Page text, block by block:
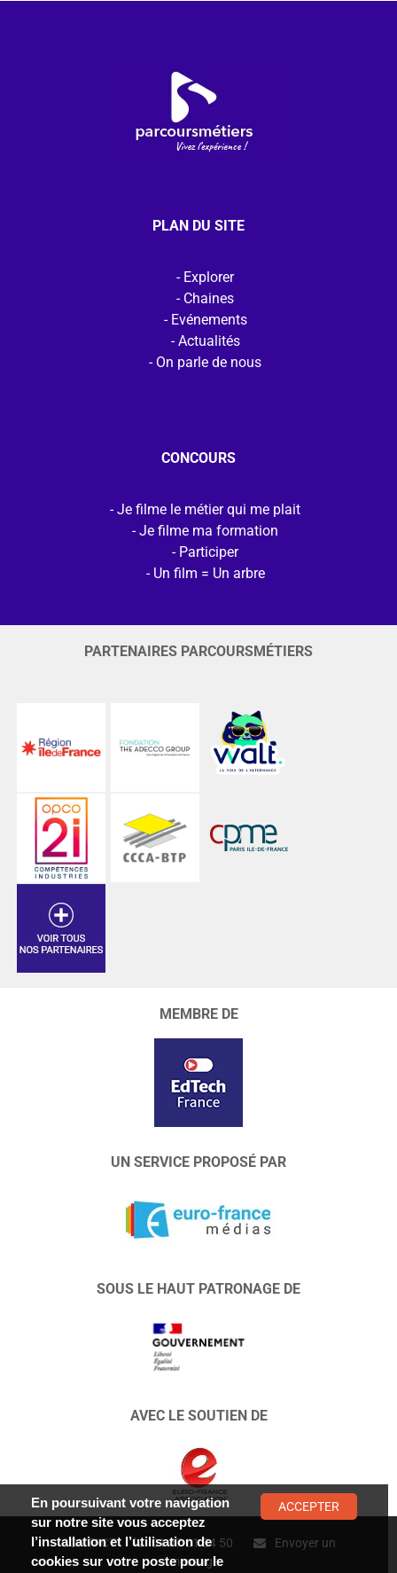
PLAN DU SITE
Explorer
Chaines
Evénements
Actualités
On parle de nous
CONCOURS
Je filme le métier qui me plait
Je filme ma formation
Participer
Un film = Un arbre
PARTENAIRES PARCOURSMÉTIERS
MEMBRE DE
UN SERVICE PROPOSÉ PAR
SOUS LE HAUT PATRONAGE DE
AVEC LE SOUTIEN DE
CONTACT : 01 47 01 34 50
Envoyer un
message
En poursuivant votre navigation
sur notre site vous acceptez
l’installation et l’utilisation de
cookies sur votre poste pour le
ACCEPTER